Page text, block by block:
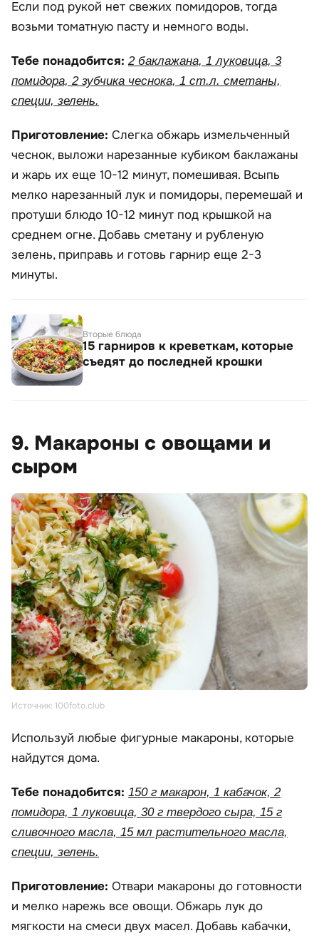
Если под рукой нет свежих помидоров, тогда
возьми томатную пасту и немного воды.
Тебе понадобится: 2 баклажана, 1 луковица, 3
помидора, 2 зубчика чеснока, 1 ст.л. сметаны,
специи, зелень.
Приготовление: Слегка обжарь измельченный
чеснок, выложи нарезанные кубиком баклажаны
и жарь их еще 10-12 минут, помешивая. Всыпь
мелко нарезанный лук и помидоры, перемешай и
протуши блюдо 10-12 минут под крышкой на
среднем огне. Добавь сметану и рубленую
зелень, приправь и готовь гарнир еще 2-3
минуты.
Вторые блюда
15 гарниров к креветкам, которые
съедят до последней крошки
9. Макароны с овощами и
сыром
Источник: 100foto.club
Используй любые фигурные макароны, которые
найдутся дома.
Тебе понадобится: 150 г макарон, 1 кабачок, 2
помидора, 1 луковица, 30 г твердого сыра, 15 г
сливочного масла, 15 мл растительного масла,
специи, зелень.
Приготовление: Отвари макароны до готовности
и мелко нарежь все овощи. Обжарь лук до
мягкости на смеси двух масел. Добавь кабачки,